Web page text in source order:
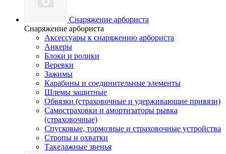
Снаряжение арбориста
Снаряжение арбориста
Аксессуары к снаряжению арбориста
Анкеры
Блоки и ролики
Веревки
Зажимы
Карабины и соединительные элементы
Шлемы защитные
Обвязки (страховочные и удерживающие привязи)
Самостраховки и амортизаторы рывка
(страховочные)
Спусковые, тормозные и страховочные устройства
Стропы и охватки
Такелажные звенья